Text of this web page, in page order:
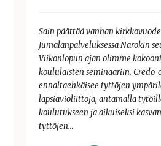
Sain päättää vanhan
Jumalanpalveluksessa Narokin
Viikonlopun ajan olimme
koululaisten seminaariin. Credo-
ennaltaehkäisee tyttöjen
lapsiavioliittoja, antamalla
koulutukseen ja aikuiseksi
tyttöjen…